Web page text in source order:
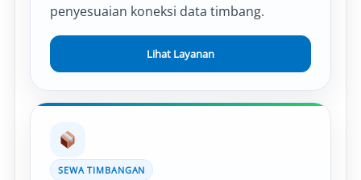
penyesuaian koneksi data timbang.
Lihat Layanan
SEWA TIMBANGAN